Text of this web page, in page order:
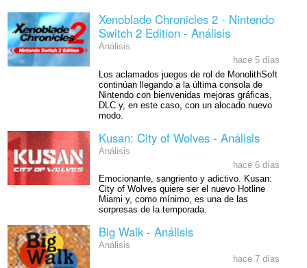
Xenoblade Chronicles 2 - Nintendo
Switch 2 Edition - Análisis
Análisis
hace 5 días
Los aclamados juegos de rol de MonolithSoft
continúan llegando a la última consola de
Nintendo con bienvenidas mejoras gráficas,
DLC y, en este caso, con un alocado nuevo
modo.
Kusan: City of Wolves - Análisis
Análisis
hace 6 días
Emocionante, sangriento y adictivo. Kusan:
City of Wolves quiere ser el nuevo Hotline
Miami y, como mínimo, es una de las
sorpresas de la temporada.
Big Walk - Análisis
Análisis
hace 7 días